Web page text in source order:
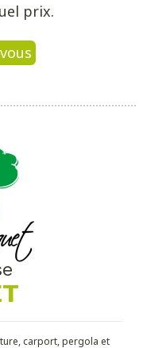
prix.
carport, pergola et